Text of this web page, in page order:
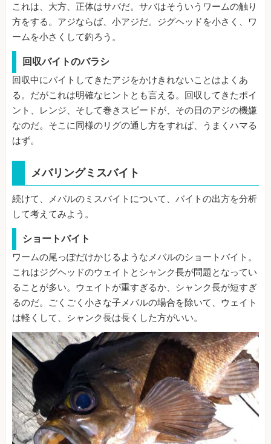
これは、大方、正体はサバだ。サバはそういうワームの触り
方をする。アジならば、小アジだ。ジグヘッドを小さく、ワ
ームを小さくして釣ろう。
回収バイトのバラシ
回収中にバイトしてきたアジをかけきれないことはよくあ
る。だがこれは明確なヒントとも言える。回収してきたポイ
ント、レンジ、そして巻きスピードが、その日のアジの機嫌
なのだ。そこに同様のリグの通し方をすれば、うまくハマる
はず。
メバリングミスバイト
続けて、メバルのミスバイトについて、バイトの出方を分析
して考えてみよう。
ショートバイト
ワームの尾っぽだけかじるようなメバルのショートバイト。
これはジグヘッドのウェイトとシャンク長が問題となってい
ることが多い。ウェイトが重すぎるか、シャンク長が短すぎ
るのだ。ごくごく小さな子メバルの場合を除いて、ウェイト
は軽くして、シャンク長は長くした方がいい。